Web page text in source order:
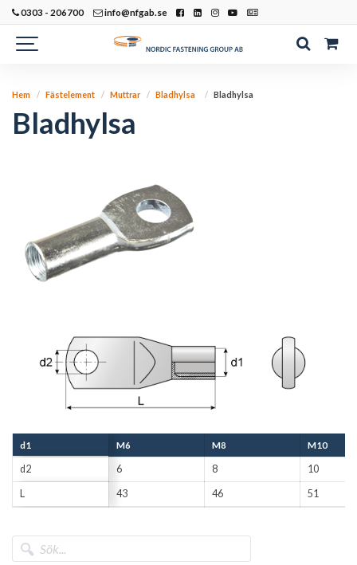
0303 - 206700 info@nfgab.se
Hem Fästelement Muttrar Bladhylsa Bladhylsa
Bladhylsa
d1 M6 M8 M10
d2 6 8 10
L 43 46 51